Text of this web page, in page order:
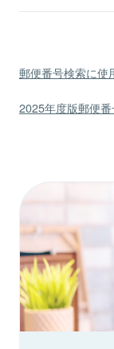
郵便番号検索に使
2025年度版郵便